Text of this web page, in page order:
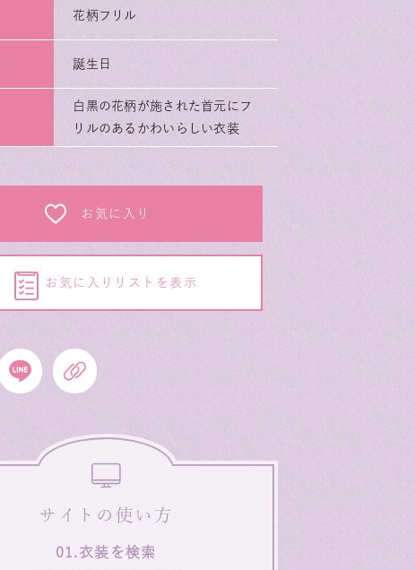
花柄フリル
誕生日
白黒の花柄が施された首元にフ
リルのあるかわいらしい衣装
お気に入り
お気に入りリストを表示
サイトの使い方
衣装を検索